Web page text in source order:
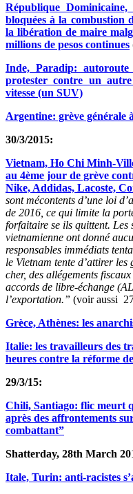
République
bloquées à la combustion
la libération de maire
millions de pesos continues
Inde, Paradip:
protester contre un
vitesse (un SUV)
Argentine: grève générale
30/3/2015:
Vietnam, Ho Chi Minh-
au 4ème jour de grève
Nike, Addidas, Lacoste,
sont mécontents d’une loi
de 2016, ce qui limite la
forfaitaire se ils quittent. Les
vietnamienne ont donné
responsables immédiats
le Vietnam tente d’attirer les
cher, des allégements
accords de libre-échange
l’exportation.” (voir aussi
Grèce, Athènes: les
Italie: les travailleurs des
heures contre la réforme
29/3/15:
Chili, Santiago: flic meurt
après des affrontements
combattant”
Shatterday, 28th March
Itale, Turin: anti-racistes